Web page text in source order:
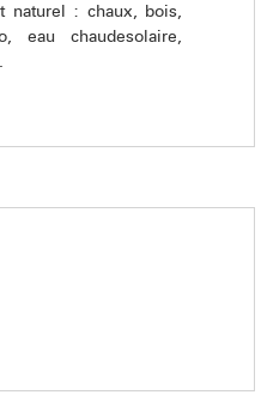
naturel : chaux, bois,
eau chaudesolaire,